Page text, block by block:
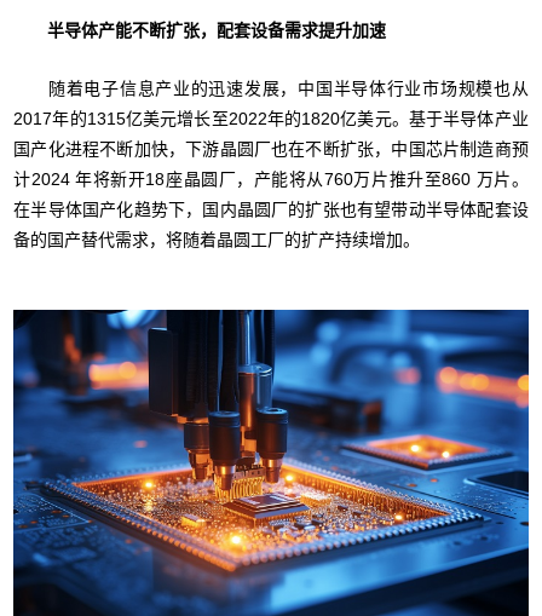
半导体产能不断扩张，配套设备需求提升加速
随着电子信息产业的迅速发展，中国半导体行业市场规模也从
2017年的1315亿美元增长至2022年的1820亿美元。基于半导体产业
国产化进程不断加快，下游晶圆厂也在不断扩张，中国芯片制造商预
计2024 年将新开18座晶圆厂，产能将从760万片推升至860 万片。
在半导体国产化趋势下，国内晶圆厂的扩张也有望带动半导体配套设
备的国产替代需求，将随着晶圆工厂的扩产持续增加。